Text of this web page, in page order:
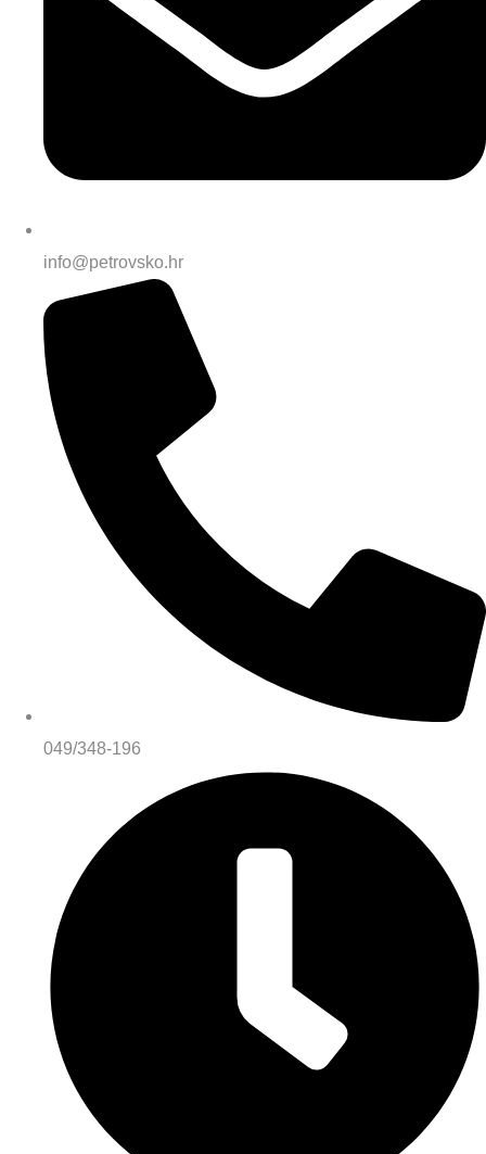
info@petrovsko.hr
049/348-196